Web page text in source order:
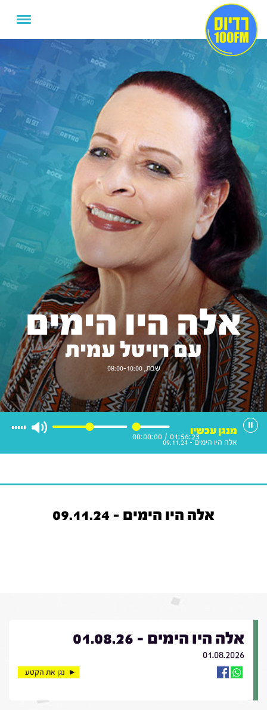
אלה היו הימים
עם רויטל עמית
שבת, 08:00-10:00
01:56:23
/
00:00:00
מנגן עכשיו
אלה היו הימים - 09.11.24
אלה היו הימים - 09.11.24
אלה היו הימים - 01.08.26
01.08.2026
נגן את הקטע